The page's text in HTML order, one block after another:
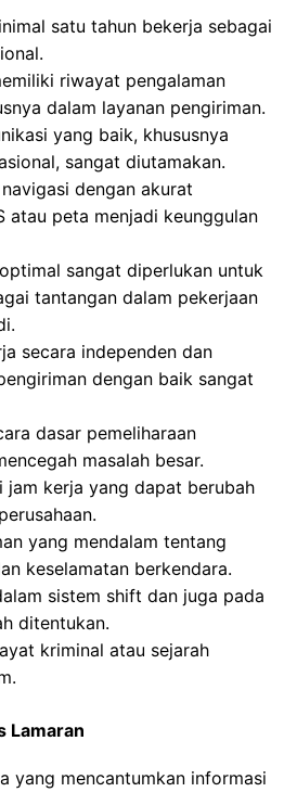
satu tahun bekerja sebagai
riwayat pengalaman
dalam layanan pengiriman.
yang baik, khususnya
sangat diutamakan.
dengan akurat
atau peta menjadi keunggulan
sangat diperlukan untuk
tantangan dalam pekerjaan
secara independen dan
dengan baik sangat
dasar pemeliharaan
masalah besar.
jam kerja yang dapat berubah
yang mendalam tentang
keselamatan berkendara.
sistem shift dan juga pada
ditentukan.
kriminal atau sejarah
Lamaran
yang mencantumkan informasi